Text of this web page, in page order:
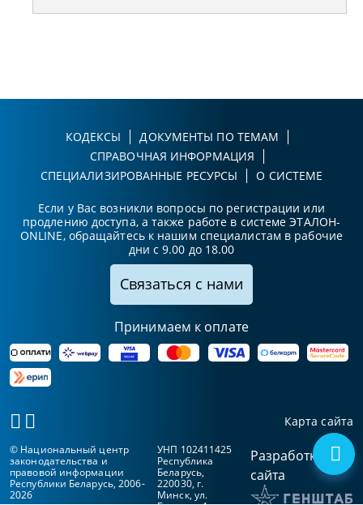
КОДЕКСЫ
ДОКУМЕНТЫ ПО ТЕМАМ
СПРАВОЧНАЯ ИНФОРМАЦИЯ
СПЕЦИАЛИЗИРОВАННЫЕ РЕСУРСЫ
О СИСТЕМЕ
Если у Вас возникли вопросы по регистрации или
продлению доступа, а также работе в системе ЭТАЛОН-
ONLINE, обращайтесь к нашим специалистам в рабочие
дни с 9.00 до 18.00
Связаться с нами
Принимаем к оплате
Карта сайта
© Национальный центр
законодательства и
правовой информации
Республики Беларусь, 2006-
2026
УНП 102411425
Республика
Беларусь,
220030, г.
Минск, ул.
Разработка
сайта